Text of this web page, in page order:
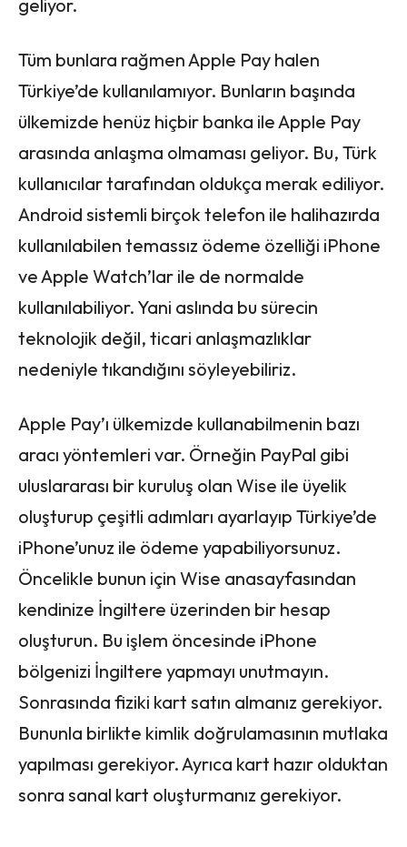
geliyor.
Tüm bunlara rağmen Apple Pay halen
Türkiye’de kullanılamıyor. Bunların başında
ülkemizde henüz hiçbir banka ile Apple Pay
arasında anlaşma olmaması geliyor. Bu, Türk
kullanıcılar tarafından oldukça merak ediliyor.
Android sistemli birçok telefon ile halihazırda
kullanılabilen temassız ödeme özelliği iPhone
ve Apple Watch’lar ile de normalde
kullanılabiliyor. Yani aslında bu sürecin
teknolojik değil, ticari anlaşmazlıklar
nedeniyle tıkandığını söyleyebiliriz.
Apple Pay’ı ülkemizde kullanabilmenin bazı
aracı yöntemleri var. Örneğin PayPal gibi
uluslararası bir kuruluş olan Wise ile üyelik
oluşturup çeşitli adımları ayarlayıp Türkiye’de
iPhone’unuz ile ödeme yapabiliyorsunuz.
Öncelikle bunun için Wise anasayfasından
kendinize İngiltere üzerinden bir hesap
oluşturun. Bu işlem öncesinde iPhone
bölgenizi İngiltere yapmayı unutmayın.
Sonrasında fiziki kart satın almanız gerekiyor.
Bununla birlikte kimlik doğrulamasının mutlaka
yapılması gerekiyor. Ayrıca kart hazır olduktan
sonra sanal kart oluşturmanız gerekiyor.